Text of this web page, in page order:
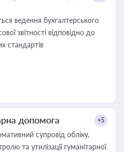
ведення бухгалтерського
звітності відповідно до
стандартів
допомога +5
супровід обліку,
та утилізації гуманітарної